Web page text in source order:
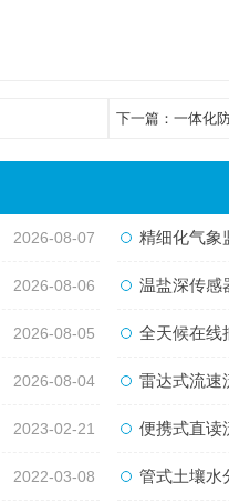
下一篇： 一体化
2026-08-07 精细化气象监测
2026-08-06 温盐深传感器
2026-08-05 全天候在线捕捉
2026-08-04 雷达式流速流量
2023-02-21 便携式直读
2022-03-08 管式土壤水